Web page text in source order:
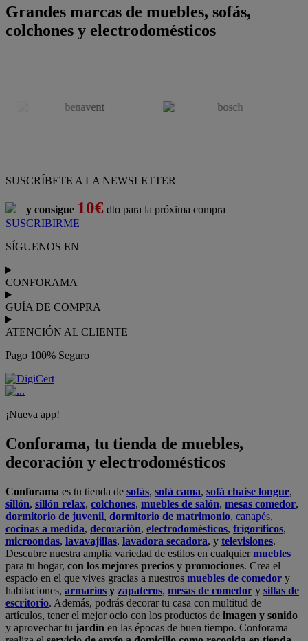
Grandes marcas de muebles, sofás,
colchones y electrodomésticos
SUSCRÍBETE A LA NEWSLETTER
y consigue 10€ dto para la próxima compra
SUSCRIBIRME
SÍGUENOS EN
CONFORAMA
GUÍA DE COMPRA
ATENCIÓN AL CLIENTE
Pago 100% Seguro
¡Nueva app!
Conforama, tu tienda de muebles,
decoración y electrodomésticos
Conforama es tu tienda de sofás, sofá cama, sofá chaise longue,
sillón, sillón relax, colchones, muebles de salón, mesas comedor,
dormitorio de juvenil, dormitorio de matrimonio, canapés,
cocinas a medida, decoración, electrodomésticos, frigoríficos,
microondas, lavavajillas, lavadora secadora, y televisiones.
Descubre nuestra amplia variedad de estilos en cualquiermuebles
para tu hogar, con los mejores precios y promociones. Crea el
espacio en el que vives gracias a nuestros muebles de comedor y
habitaciones, armarios y zapateros, mesas de comedor y sillas de
escritorio. Además, podrás decorar tu casa con multitud de
artículos, tener el mejor ocio con los productos de imagen y sonido
y aprovechar tu jardín en las épocas de buen tiempo. Conforama